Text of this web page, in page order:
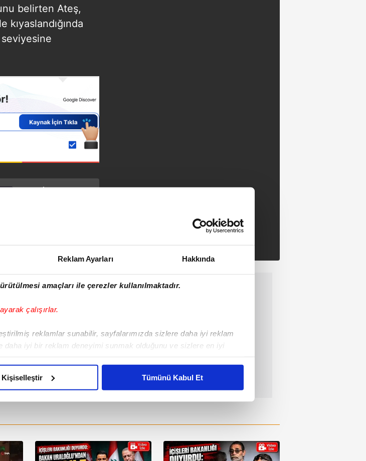
Reklam Ayarları Hakkında
amaçları ile çerezler kullanılmaktadır.
çalışırlar.
reklamlar sunabilir, sayfalarımızda sizlere daha iyi reklam
daha iyi bir reklam deneyimi sunmak olduğunu ve sizlere en iyi
kendimize ve üçüncü kişilere ait çerezler kullanılmaktadır. Bu
işlevsel kılınması ve kişiselleştirilmesi ve sizlere yönelik
olarak açık rızanız dahilinde kullanılacaktır.
Kişiselleştir Tümünü Kabul Et
belirten Ateş,
kıyaslandığında